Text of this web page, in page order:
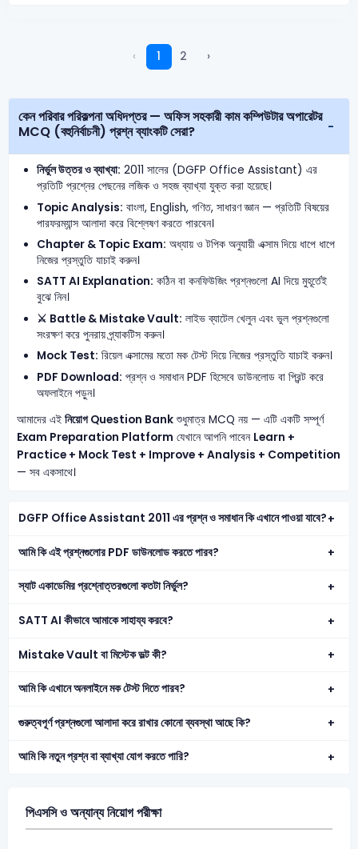
‹ 1 2 ›
কেন পরিবার পরিকল্পনা অধিদপ্তর — অফিস সহকারী কাম কম্পিউটার অপারেটর
MCQ (বহুনির্বাচনী) প্রশ্ন ব্যাংকটি সেরা?
নির্ভুল উত্তর ও ব্যাখ্যা: 2011 সালের (DGFP Office Assistant) এর
প্রতিটি প্রশ্নের পেছনের লজিক ও সহজ ব্যাখ্যা যুক্ত করা হয়েছে।
Topic Analysis: বাংলা, English, গণিত, সাধারণ জ্ঞান — প্রতিটি বিষয়ের
পারফরম্যান্স আলাদা করে বিশ্লেষণ করতে পারবেন।
Chapter & Topic Exam: অধ্যায় ও টপিক অনুযায়ী এক্সাম দিয়ে ধাপে ধাপে
নিজের প্রস্তুতি যাচাই করুন।
SATT AI Explanation: কঠিন বা কনফিউজিং প্রশ্নগুলো AI দিয়ে মুহূর্তেই
বুঝে নিন।
⚔️ Battle & Mistake Vault: লাইভ ব্যাটেল খেলুন এবং ভুল প্রশ্নগুলো
সংরক্ষণ করে পুনরায় প্র্যাকটিস করুন।
Mock Test: রিয়েল এক্সামের মতো মক টেস্ট দিয়ে নিজের প্রস্তুতি যাচাই করুন।
PDF Download: প্রশ্ন ও সমাধান PDF হিসেবে ডাউনলোড বা প্রিন্ট করে
অফলাইনে পড়ুন।
আমাদের এই নিয়োগ Question Bankশুধুমাত্র MCQ নয় — এটি একটি সম্পূর্ণ
Exam Preparation Platform যেখানে আপনি পাবেন Learn +
Practice + Mock Test + Improve + Analysis + Competition
— সব একসাথে।
DGFP Office Assistant 2011 এর প্রশ্ন ও সমাধান কি এখানে পাওয়া যাবে?
আমি কি এই প্রশ্নগুলোর PDF ডাউনলোড করতে পারব?
স্যাট একাডেমির প্রশ্নোত্তরগুলো কতটা নির্ভুল?
SATT AI কীভাবে আমাকে সাহায্য করবে?
Mistake Vault বা মিস্টেক ভল্ট কী?
আমি কি এখানে অনলাইনে মক টেস্ট দিতে পারব?
গুরুত্বপূর্ণ প্রশ্নগুলো আলাদা করে রাখার কোনো ব্যবস্থা আছে কি?
আমি কি নতুন প্রশ্ন বা ব্যাখ্যা যোগ করতে পারি?
পিএসসি ও অন্যান্য নিয়োগ পরীক্ষা